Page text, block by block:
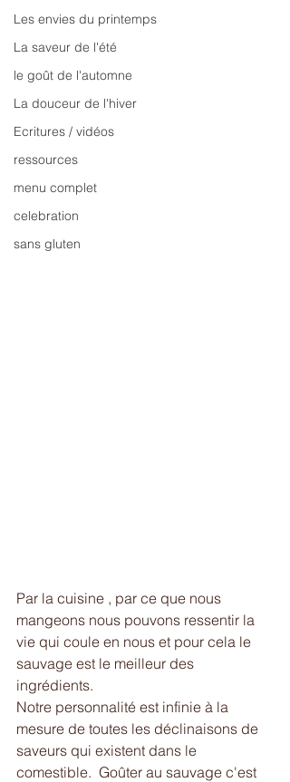
Les envies du printemps
La saveur de l'été
le goût de l'automne
La douceur de l'hiver
Ecritures / vidéos
ressources
menu complet
celebration
sans gluten
Par la cuisine , par ce que nous
mangeons nous pouvons ressentir la
vie qui coule en nous et pour cela le
sauvage est le meilleur des
ingrédients.
Notre personnalité est infinie à la
mesure de toutes les déclinaisons de
saveurs qui existent dans le
comestible.  Goûter au sauvage c'est